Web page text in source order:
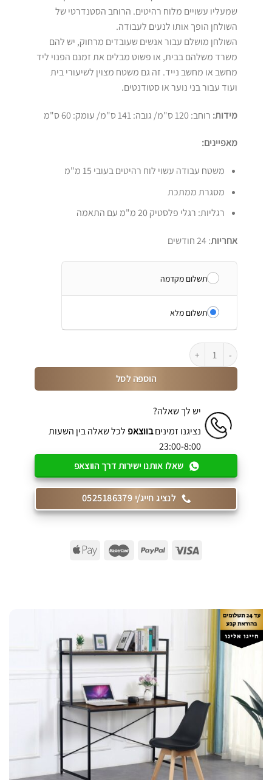
שמעליו עשויים מלוח רהיטים. הרוחב הסטנדרטי של
השולחן הופך אותו לנעים לעבודה.
השולחן מושלם עבור אנשים שעובדים מרחוק, יש להם
משרד משלהם בבית, או פשוט מבלים את זמנם הפנוי ליד
מחשב או מחשב נייד. זה גם משטח מצוין לשיעורי בית
ועוד עבור בני נוער או סטודנטים.
מידות: רוחב: 120 ס"מ/ גובה: 141 ס"מ/ עומק: 60 ס"מ
מאפיינים:
משטח עבודה עשוי לוח רהיטים בעובי 15 מ"מ
מסגרת ממתכת
רגליות: רגלי פלסטיק 20 מ"מ עם התאמה
אחריות: 24 חודשים
תשלום מקדמה
תשלום מלא
כמות של שולחן מחשב בצבע וינטג' דגם Arco 65
הוספה לסל
יש לך שאלה?
נציגנו זמיניםבווצאפ לכל שאלה בין השעות
23:00-8:00
שאלו אותנו ישירות דרך הווצאפ
לנציג חייג/י 0525186379